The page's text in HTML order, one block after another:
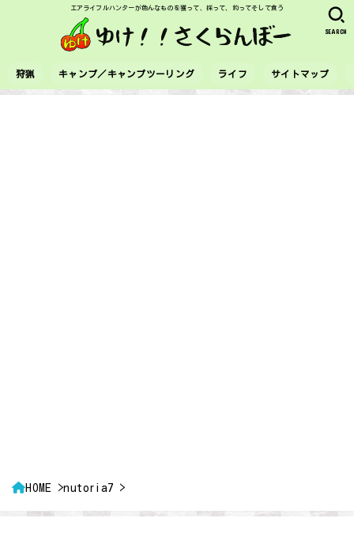
エアライフルハンターが色んなものを獲って、採って、釣ってそして食う
狩猟 キャンプ／キャンプツーリング ライフ サイトマップ
SEARCH
HOME nutoria7